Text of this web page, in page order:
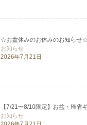
☆お盆休みのお休みのお知らせ☆
お知らせ
2026年7月21日
【7/21〜8/10限定】お盆・帰省
お知らせ